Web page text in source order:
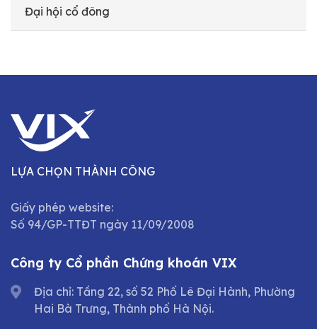
Đại hội cổ đông
LỰA CHỌN THÀNH CÔNG
Giấy phép website:
Số 94/GP-TTĐT ngày 11/09/2008
Công ty Cổ phần Chứng khoán VIX
Địa chỉ: Tầng 22, số 52 Phố Lê Đại Hành, Phường
Hai Bà Trưng, Thành phố Hà Nội.